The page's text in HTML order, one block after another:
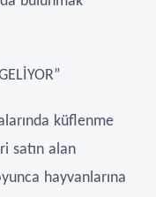
küflenme
satın alan
hayvanlarına